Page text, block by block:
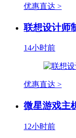
优惠直达 >
联想设计师
14小时前
优惠直达 >
微星游戏主
12小时前